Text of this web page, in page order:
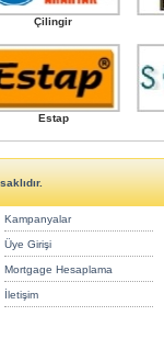
Çilingir
Estap
Kampanyalar
Üye Girişi
Mortgage Hesaplama
İletişim